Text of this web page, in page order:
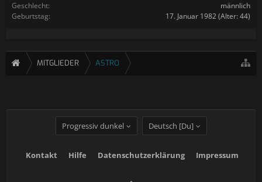
Geschlecht:
männlich
Geburtstag:
17. Januar 1982(Alter: 44)
MITGLIEDER ASTRO
Progressiv dunkel Deutsch [Du]
Kontakt Hilfe Datenschutzerklärung Impressum